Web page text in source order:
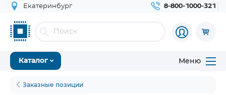
Екатеринбург 8-800-1000-321
Каталог Меню
Заказные позиции